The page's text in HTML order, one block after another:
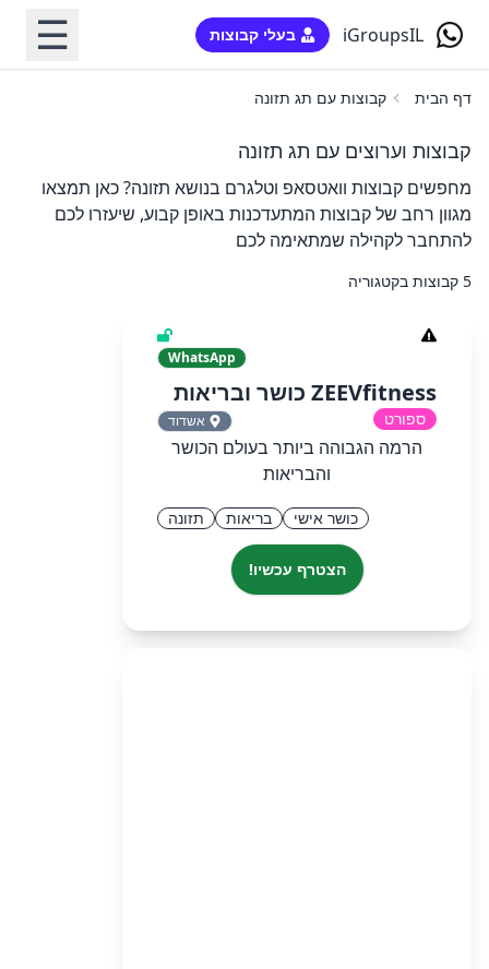
iGroupsIL בעלי קבוצות ☰
דף הבית קבוצות עם תג תזונה
קבוצות וערוצים עם תג תזונה
מחפשים קבוצות וואטסאפ וטלגרם בנושא תזונה? כאן תמצאו
מגוון רחב של קבוצות המתעדכנות באופן קבוע, שיעזרו לכם
להתחבר לקהילה שמתאימה לכם
5 קבוצות בקטגוריה
WhatsApp
ZEEVfitness כושר ובריאות
ספורט אשדוד
הרמה הגבוהה ביותר בעולם הכושר
והבריאות
כושר אישי בריאות תזונה
הצטרף עכשיו!